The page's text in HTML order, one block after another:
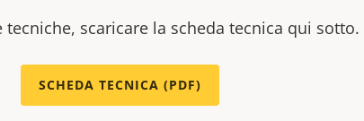
tecniche, scaricare la scheda tecnica qui sotto.
SCHEDA TECNICA (PDF)